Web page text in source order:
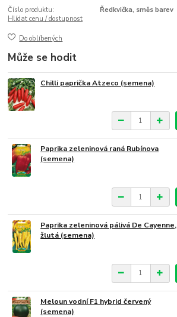
Číslo produktu:
Ředkvička, směs barev
Hlídat cenu / dostupnost
Do oblíbených
Může se hodit
Chilli paprička Atzeco (semena)
Paprika zeleninová raná Rubínova
(semena)
Paprika zeleninová pálivá De Cayenne,
žlutá (semena)
Meloun vodní F1 hybrid červený
(semena)